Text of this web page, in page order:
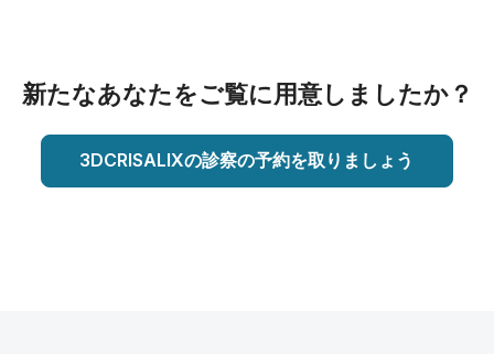
新たなあなたをご覧に用意しましたか？
3DCRISALIXの診察の予約を取りましょう